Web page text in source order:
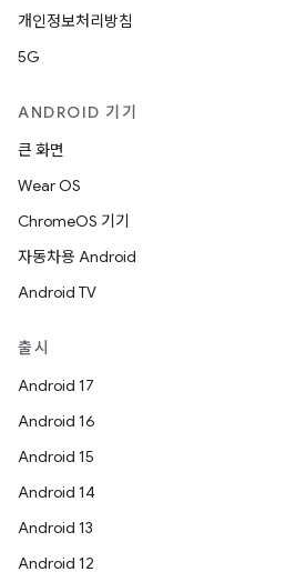
개인정보처리방침
5G
ANDROID 기기
큰 화면
Wear OS
ChromeOS 기기
자동차용 Android
Android TV
출시
Android 17
Android 16
Android 15
Android 14
Android 13
Android 12